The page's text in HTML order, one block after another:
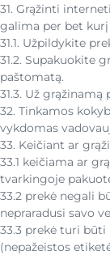
31. Grąžinti
galima per bet
31.1. Užpildykite
31.2. Supakuokite
paštomatą.
31.3. Už
32. Tinkamos
vykdomas
33. Keičiant ar
33.1 keičiama ar
tvarkingoje
33.2 prekė negali
nepraradusi savo
33.3 prekė turi būti
(nepažeistos